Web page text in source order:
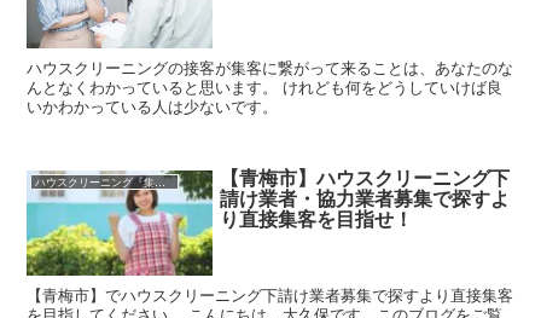
ハウスクリーニングの接客が集客に繋がって来ることは、あなたのな
んとなくわかっていると思います。 けれども何をどうしていけば良
いかわかっている人は少ないです。
ハウスクリーニング『集客』（利益100万円/月） 【青梅市】ハウスクリーニング下
請け業者・協力業者募集で探すよ
り直接集客を目指せ！
【青梅市】でハウスクリーニング下請け業者募集で探すより直接集客
を目指してください。 こんにちは。大久保です。このブログをご覧